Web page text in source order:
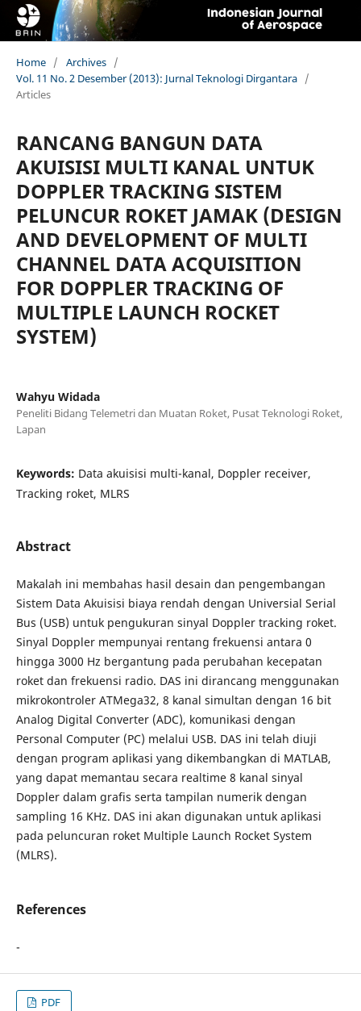
Home / Archives /
Vol. 11 No. 2 Desember (2013): Jurnal Teknologi Dirgantara /
Articles
RANCANG BANGUN DATA
AKUISISI MULTI KANAL UNTUK
DOPPLER TRACKING SISTEM
PELUNCUR ROKET JAMAK (DESIGN
AND DEVELOPMENT OF MULTI
CHANNEL DATA ACQUISITION
FOR DOPPLER TRACKING OF
MULTIPLE LAUNCH ROCKET
SYSTEM)
Wahyu Widada
Peneliti Bidang Telemetri dan Muatan Roket, Pusat Teknologi Roket,
Lapan
Keywords: Data akuisisi multi-kanal, Doppler receiver,
Tracking roket, MLRS
Abstract
Makalah ini membahas hasil desain dan pengembangan
Sistem Data Akuisisi biaya rendah dengan Universial Serial
Bus (USB) untuk pengukuran sinyal Doppler tracking roket.
Sinyal Doppler mempunyai rentang frekuensi antara 0
hingga 3000 Hz bergantung pada perubahan kecepatan
roket dan frekuensi radio. DAS ini dirancang menggunakan
mikrokontroler ATMega32, 8 kanal simultan dengan 16 bit
Analog Digital Converter (ADC), komunikasi dengan
Personal Computer (PC) melalui USB. DAS ini telah diuji
dengan program aplikasi yang dikembangkan di MATLAB,
yang dapat memantau secara realtime 8 kanal sinyal
Doppler dalam grafis serta tampilan numerik dengan
sampling 16 KHz. DAS ini akan digunakan untuk aplikasi
pada peluncuran roket Multiple Launch Rocket System
(MLRS).
References
-
PDF